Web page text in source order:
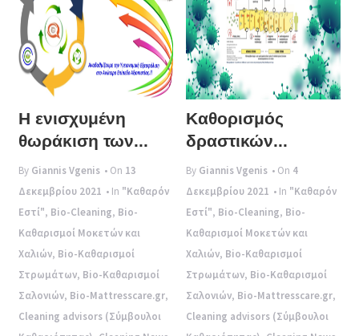
Η ενισχυμένη
θωράκιση των...
By Giannis Vgenis • On 13
Δεκεμβρίου 2021 • In "Καθαρόν
Εστί", Bio-Cleaning, Bio-
Καθαρισμοί Μοκετών και
Χαλιών, Bio-Καθαρισμοί
Στρωμάτων, Bio-Καθαρισμοί
Σαλονιών, Bio-Mattresscare.gr,
Cleaning advisors (Σύμβουλοι
Καθορισμός
δραστικών...
By Giannis Vgenis • On 4
Δεκεμβρίου 2021 • In "Καθαρόν
Εστί", Bio-Cleaning, Bio-
Καθαρισμοί Μοκετών και
Χαλιών, Bio-Καθαρισμοί
Στρωμάτων, Bio-Καθαρισμοί
Σαλονιών, Bio-Mattresscare.gr,
Cleaning advisors (Σύμβουλοι